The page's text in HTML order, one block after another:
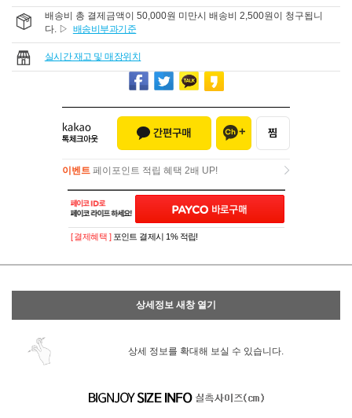
배송비 총 결제금액이 50,000원 미만시 배송비 2,500원이 청구됩니
다. ▷ 배송비부과기준
실시간 재고 및 매장위치
이벤트 페이포인트 적립 혜택 2배 UP!
이벤트페이포인트 적립 혜택 2배 UP!
[ 결제혜택 ] 포인트 결제시 1% 적립!
상세정보 새창 열기
상세 정보를 확대해 보실 수 있습니다.